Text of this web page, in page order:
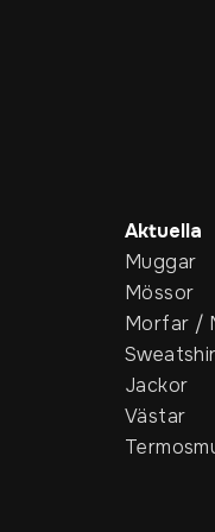
Aktuella
Muggar
Mössor
Morfar /
Jackor
Västar